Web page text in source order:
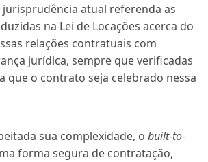
atual referenda as
na Lei de Locações acerca do
relações contratuais com
jurídica, sempre que verificadas
que o contrato seja celebrado nessa
sua complexidade, o built-to-
forma segura de contratação,